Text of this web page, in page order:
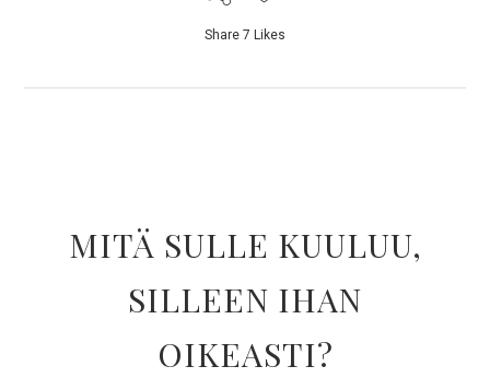
Share 7 Likes
MITÄ SULLE KUULUU,
SILLEEN IHAN
OIKEASTI?